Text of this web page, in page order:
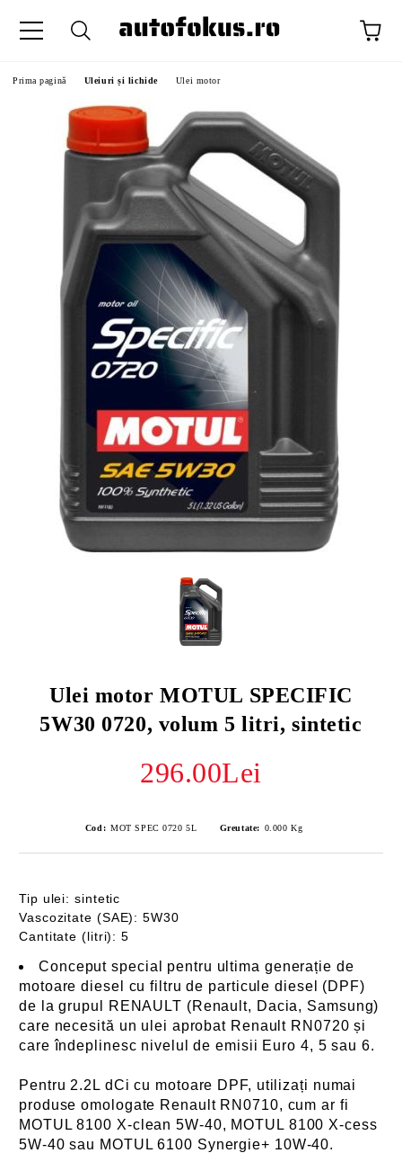
Prima pagină Uleiuri și lichide Ulei motor
Ulei motor MOTUL SPECIFIC
5W30 0720, volum 5 litri, sintetic
296.00Lei
Cod: MOT SPEC 0720 5L Greutate: 0.000 Kg
Tip ulei: sintetic
Vascozitate (SAE): 5W30
Cantitate (litri): 5
Conceput special pentru ultima generație de
motoare diesel cu filtru de particule diesel (DPF)
de la grupul RENAULT (Renault, Dacia, Samsung)
care necesită un ulei aprobat Renault RN0720 și
care îndeplinesc nivelul de emisii Euro 4, 5 sau 6.
Pentru 2.2L dCi cu motoare DPF, utilizați numai
produse omologate Renault RN0710, cum ar fi
MOTUL 8100 X-clean 5W-40, MOTUL 8100 X-cess
5W-40 sau MOTUL 6100 Synergie+ 10W-40.